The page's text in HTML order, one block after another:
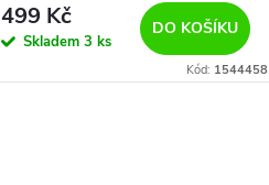
499 Kč
Skladem3 ks
DO KOŠÍKU
Kód: 1544458